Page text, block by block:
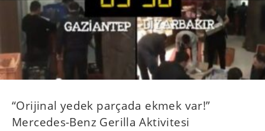
“Orijinal yedek parçada ekmek var!”
Mercedes-Benz Gerilla Aktivitesi